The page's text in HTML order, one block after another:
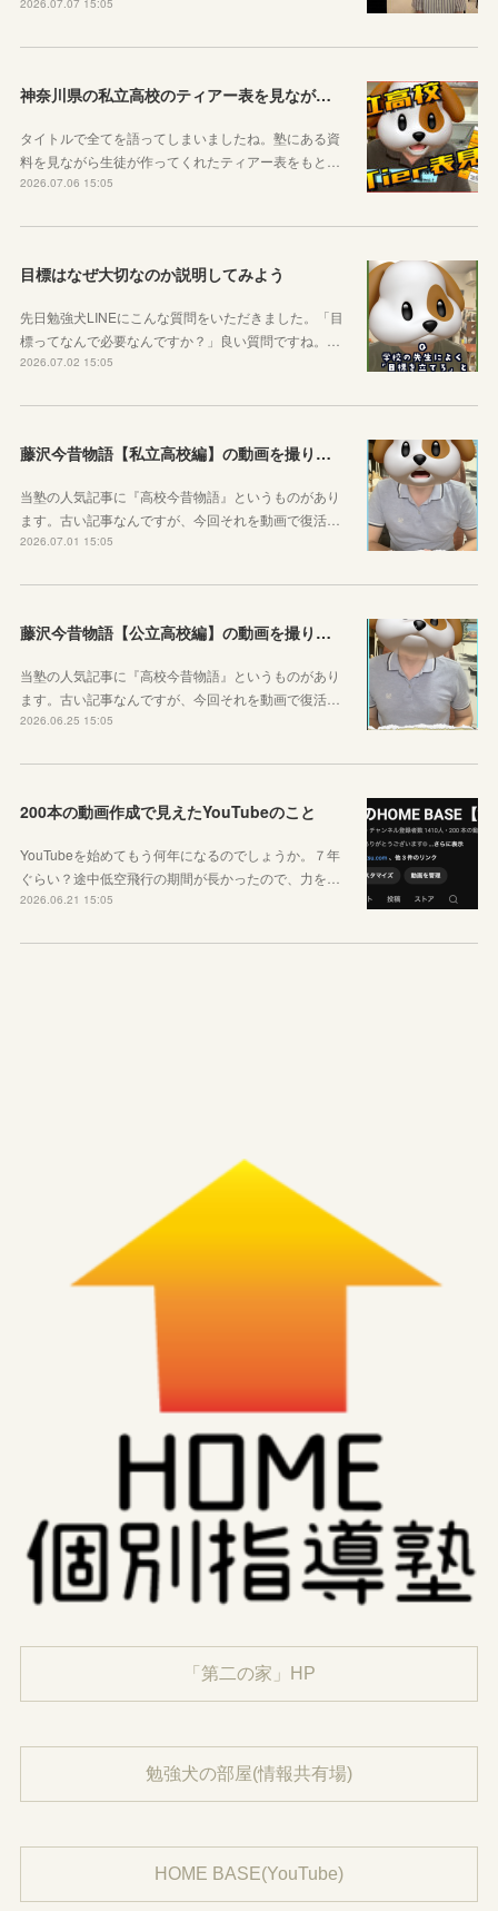
神奈川県の私立高校のティアー表を見ながら話す動画を作りました！
タイトルで全てを語ってしまいましたね。塾にある資
料を見ながら生徒が作ってくれたティアー表をもと…
2026.07.06 15:05
目標はなぜ大切なのか説明してみよう
先日勉強犬LINEにこんな質問をいただきました。「目
標ってなんで必要なんですか？」良い質問ですね。…
2026.07.02 15:05
藤沢今昔物語【私立高校編】の動画を撮りました！
当塾の人気記事に『高校今昔物語』というものがあり
ます。古い記事なんですが、今回それを動画で復活…
2026.07.01 15:05
藤沢今昔物語【公立高校編】の動画を撮りました！
当塾の人気記事に『高校今昔物語』というものがあり
ます。古い記事なんですが、今回それを動画で復活…
2026.06.25 15:05
200本の動画作成で見えたYouTubeのこと
YouTubeを始めてもう何年になるのでしょうか。７年
ぐらい？途中低空飛行の期間が長かったので、力を…
2026.06.21 15:05
「第二の家」HP
勉強犬の部屋(情報共有場)
HOME BASE(YouTube)